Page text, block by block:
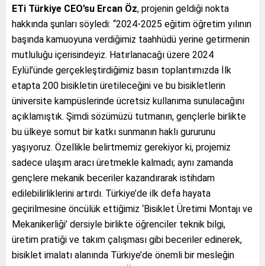
ETi Türkiye CEO’su Ercan Öz, projenin geldiği nokta
hakkında şunları söyledi: “2024-2025 eğitim öğretim yılının
başında kamuoyuna verdiğimiz taahhüdü yerine getirmenin
mutluluğu içerisindeyiz. Hatırlanacağı üzere 2024
Eylül’ünde gerçekleştirdiğimiz basın toplantımızda İlk
etapta 200 bisikletin üretileceğini ve bu bisikletlerin
üniversite kampüslerinde ücretsiz kullanıma sunulacağını
açıklamıştık. Şimdi sözümüzü tutmanın, gençlerle birlikte
bu ülkeye somut bir katkı sunmanın haklı gururunu
yaşıyoruz. Özellikle belirtmemiz gerekiyor ki, projemiz
sadece ulaşım aracı üretmekle kalmadı; aynı zamanda
gençlere mekanik beceriler kazandırarak istihdam
edilebilirliklerini artırdı. Türkiye’de ilk defa hayata
geçirilmesine öncülük ettiğimiz ‘Bisiklet Üretimi Montajı ve
Mekanikerliği’ dersiyle birlikte öğrenciler teknik bilgi,
üretim pratiği ve takım çalışması gibi beceriler edinerek,
bisiklet imalatı alanında Türkiye’de önemli bir mesleğin